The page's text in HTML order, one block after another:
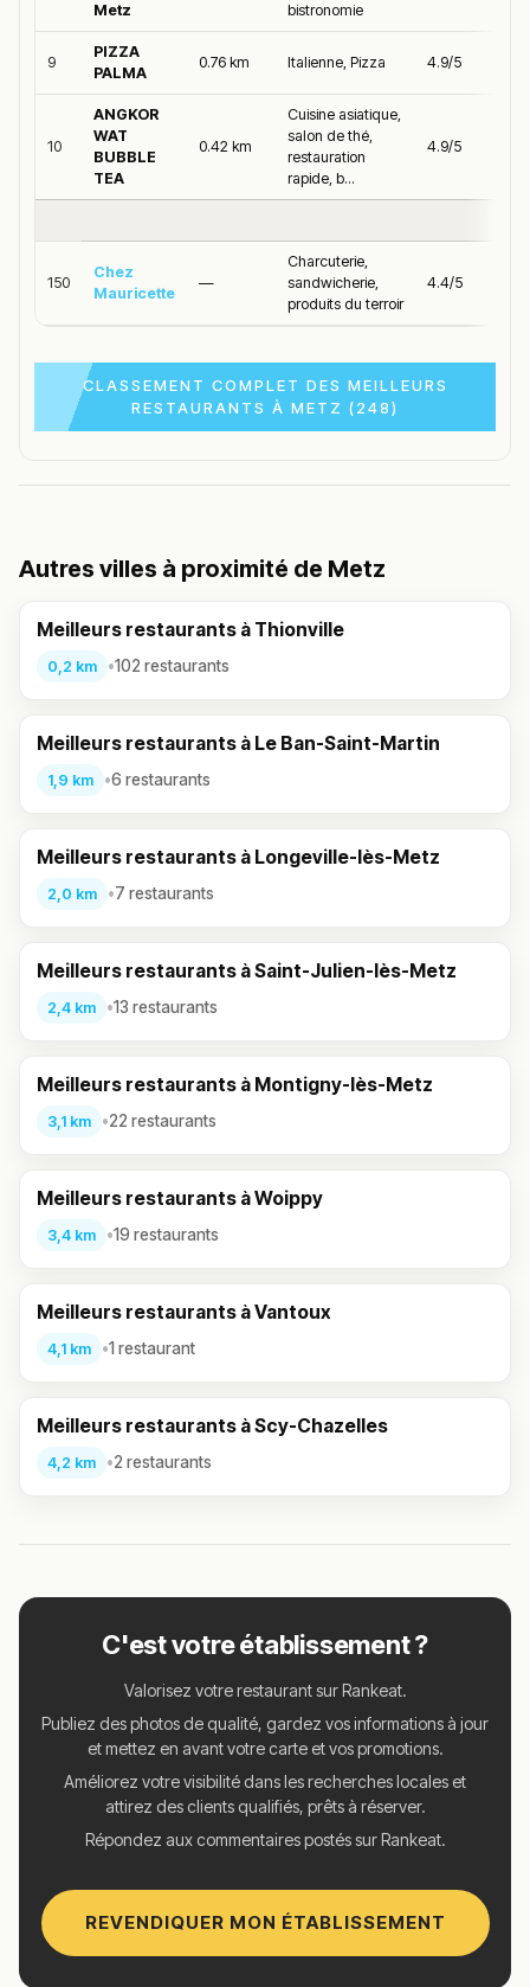
Metz bistronomie
9
PIZZA
PALMA
0.76 km Italienne, Pizza 4.9/5
10
ANGKOR
WAT
BUBBLE
TEA
0.42 km
Cuisine asiatique,
salon de thé,
restauration
rapide, b...
4.9/5
150
Chez
Mauricette
—
Charcuterie,
sandwicherie,
produits du terroir
4.4/5
CLASSEMENT COMPLET DES MEILLEURS
RESTAURANTS À METZ (248)
Autres villes à proximité de Metz
Meilleurs restaurants à Thionville
0,2 km •102 restaurants
Meilleurs restaurants à Le Ban-Saint-Martin
1,9 km •6 restaurants
Meilleurs restaurants à Longeville-lès-Metz
2,0 km •7 restaurants
Meilleurs restaurants à Saint-Julien-lès-Metz
2,4 km •13 restaurants
Meilleurs restaurants à Montigny-lès-Metz
3,1 km •22 restaurants
Meilleurs restaurants à Woippy
3,4 km •19 restaurants
Meilleurs restaurants à Vantoux
4,1 km •1 restaurant
Meilleurs restaurants à Scy-Chazelles
4,2 km •2 restaurants
C'est votre établissement ?
Valorisez votre restaurant sur Rankeat.
Publiez des photos de qualité, gardez vos informations à jour
et mettez en avant votre carte et vos promotions.
Améliorez votre visibilité dans les recherches locales et
attirez des clients qualifiés, prêts à réserver.
Répondez aux commentaires postés sur Rankeat.
REVENDIQUER MON ÉTABLISSEMENT